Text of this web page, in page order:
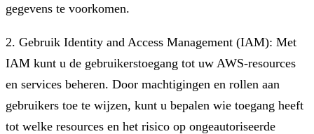
gegevens te voorkomen.
2. Gebruik Identity and Access Management (IAM): Met
IAM kunt u de gebruikerstoegang tot uw AWS-resources
en services beheren. Door machtigingen en rollen aan
gebruikers toe te wijzen, kunt u bepalen wie toegang heeft
tot welke resources en het risico op ongeautoriseerde